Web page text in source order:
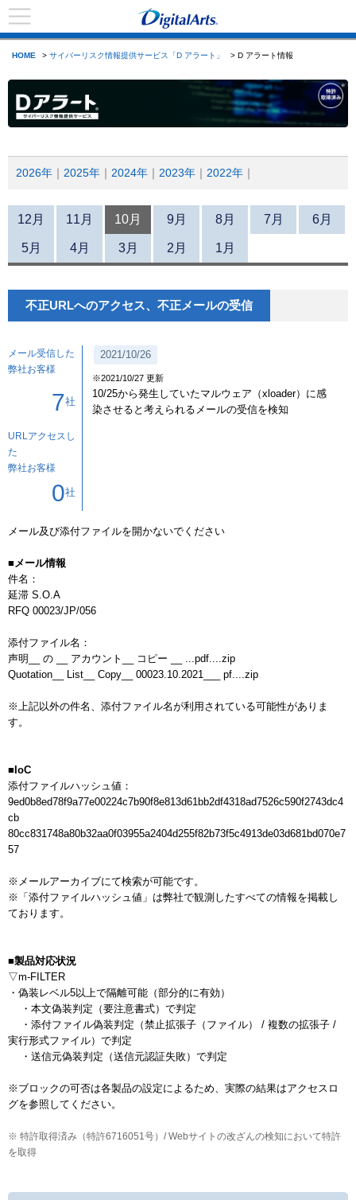
HOME > サイバーリスク情報提供サービス「D アラート」 > D アラート情報
2026年 2025年 2024年 2023年 2022年
12月 11月 10月 9月 8月 7月 6月
5月 4月 3月 2月 1月
不正URLへのアクセス、不正メールの受信
メール受信した
弊社お客様
7社
URLアクセスし
た
弊社お客様
0社
2021/10/26
※2021/10/27 更新
10/25から発生していたマルウェア（xloader）に感
染させると考えられるメールの受信を検知
メール及び添付ファイルを開かないでください
■メール情報
件名：
延滞 S.O.A
RFQ 00023/JP/056
添付ファイル名：
声明__ の __ アカウント__ コピー __ ...pdf....zip
Quotation__ List__ Copy__ 00023.10.2021___ pf....zip
※上記以外の件名、添付ファイル名が利用されている可能性がありま
す。
■IoC
添付ファイルハッシュ値：
9ed0b8ed78f9a77e00224c7b90f8e813d61bb2df4318ad7526c590f2743dc4
cb
80cc831748a80b32aa0f03955a2404d255f82b73f5c4913de03d681bd070e7
57
※メールアーカイブにて検索が可能です。
※「添付ファイルハッシュ値」は弊社で観測したすべての情報を掲載し
ております。
■製品対応状況
▽m-FILTER
・偽装レベル5以上で隔離可能（部分的に有効）
実行形式ファイル）で判定
※ブロックの可否は各製品の設定によるため、実際の結果はアクセスロ
※ 特許取得済み（特許6716051号）/ Webサイトの改ざんの検知において特許
を取得